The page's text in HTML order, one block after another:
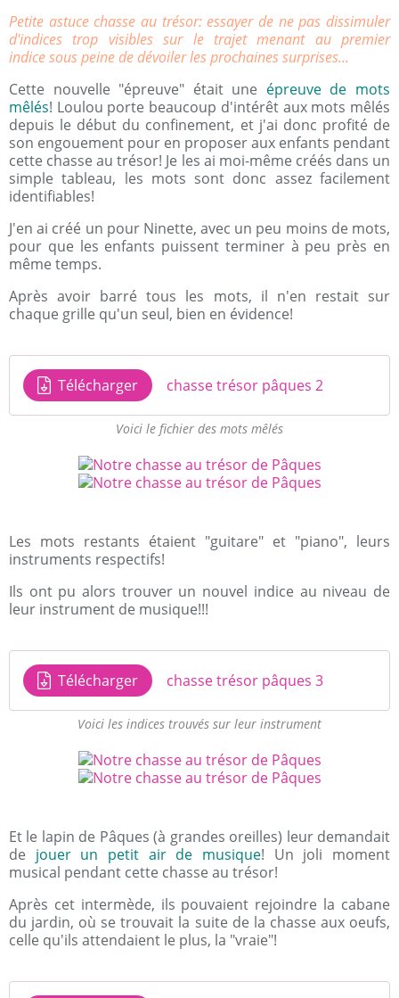
Petite astuce chasse au trésor: essayer de ne pas dissimuler
d'indices trop visibles sur le trajet menant au premier
indice sous peine de dévoiler les prochaines surprises...
Cette nouvelle "épreuve" était une épreuve de mots
mêlés! Loulou porte beaucoup d'intérêt aux mots mêlés
depuis le début du confinement, et j'ai donc profité de
son engouement pour en proposer aux enfants pendant
cette chasse au trésor! Je les ai moi-même créés dans un
simple tableau, les mots sont donc assez facilement
identifiables!
J'en ai créé un pour Ninette, avec un peu moins de mots,
pour que les enfants puissent terminer à peu près en
même temps.
Après avoir barré tous les mots, il n'en restait sur
chaque grille qu'un seul, bien en évidence!
Télécharger chasse trésor pâques 2
Voici le fichier des mots mêlés
Les mots restants étaient "guitare" et "piano", leurs
instruments respectifs!
Ils ont pu alors trouver un nouvel indice au niveau de
leur instrument de musique!!!
Télécharger chasse trésor pâques 3
Voici les indices trouvés sur leur instrument
Et le lapin de Pâques (à grandes oreilles) leur demandait
de jouer un petit air de musique! Un joli moment
musical pendant cette chasse au trésor!
Après cet intermède, ils pouvaient rejoindre la cabane
du jardin, où se trouvait la suite de la chasse aux oeufs,
celle qu'ils attendaient le plus, la "vraie"!